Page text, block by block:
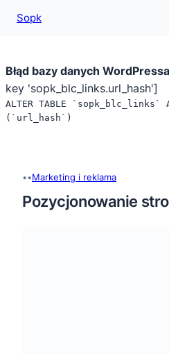
Błąd bazy danych
key 'sopk_blc_links.url_hash']
ALTER TABLE `sopk_blc_links`
(`url_hash`)
treści
Sopk
••Marketing i reklama
Pozycjonowanie